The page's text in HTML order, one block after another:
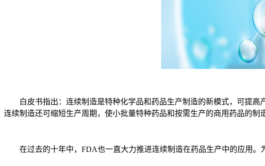
白皮书指出：连续制造是特种化学品和药品生产制造的新模式，可提高
连续制造还可缩短生产周期，使小批量特种药品和按需生产的商用药品的制
在过去的十年中，FDA也一直大力推进连续制造在药品生产中的应用。